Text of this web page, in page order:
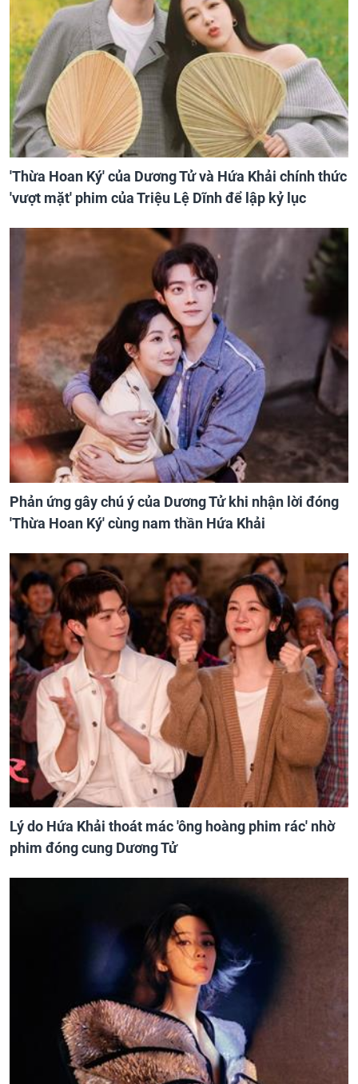
'Thừa Hoan Ký' của Dương Tử và Hứa Khải chính thức
'vượt mặt' phim của Triệu Lệ Dĩnh để lập kỷ lục
Phản ứng gây chú ý của Dương Tử khi nhận lời đóng
'Thừa Hoan Ký' cùng nam thần Hứa Khải
Lý do Hứa Khải thoát mác 'ông hoàng phim rác' nhờ
phim đóng cung Dương Tử